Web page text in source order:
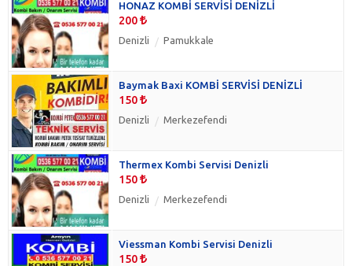
HONAZ KOMBİ SERVİSİ DENİZLİ
200
Denizli Pamukkale
Baymak Baxi KOMBİ SERVİSİ DENİZLİ
150
Denizli Merkezefendi
Thermex Kombi Servisi Denizli
150
Denizli Merkezefendi
Viessman Kombi Servisi Denizli
150